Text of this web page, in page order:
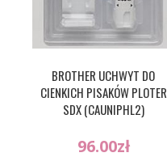
BROTHER UCHWYT DO
CIENKICH PISAKÓW PLOTER
SDX (CAUNIPHL2)
96.00zł